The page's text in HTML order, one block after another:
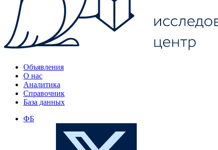
Объявления
О нас
Аналитика
Справочник
База данных
ФБ